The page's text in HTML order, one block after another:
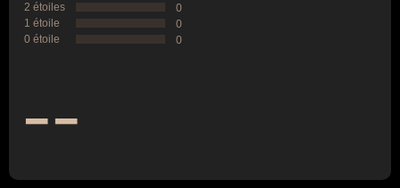
2 étoiles
0
1 étoile
0
0 étoile
0
--